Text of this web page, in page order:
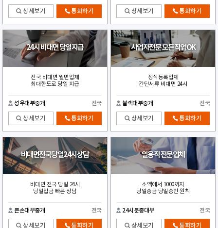
상세보기 통화하기 상세보기 통화하기
24시 비대면 당일지급
전국 비대면 월변업체
최대한도로 당일 지급
성우대부중개 전국
상세보기 통화하기
사업자전문 모든직업OK
정식등록업체
간단서류 비대면 24시
블랙대부중개 전국
상세보기 통화하기
비대면전국당일24시상담
비대면 전국 당일 24시
당일입금 빠른 상담
큰손대부중개 전국
상세보기 통화하기
일용직 전문업체
소액에서 1000까지
당일송금 당일승인 원칙
24시문종대부 전국
상세보기 통화하기